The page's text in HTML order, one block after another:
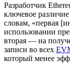
Разработчик
ключевое
словам, «первая
использовании
вторая — на
записи во всех
который менее